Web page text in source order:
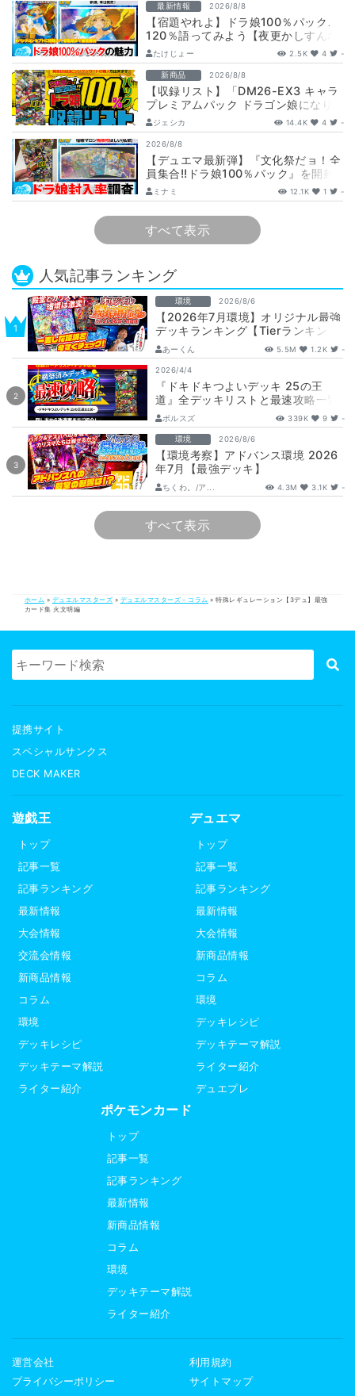
最新情報 2026/8/8
【宿題やれよ】ドラ娘100％パック、
120％語ってみよう【夜更かしすんな
よ】
たけじょー 2.5K 4 -
新商品 2026/8/8
【収録リスト】「DM26-EX3 キャラ
プレミアムパック ドラゴン娘になり
たくないっ！ 文化祭だョ！全員集
合!…
ジェシカ 14.4K 4 -
2026/8/8
【デュエマ最新弾】『文化祭だョ！全
員集合!!ドラ娘100％パック』を開封
して封入率調査！【25周年/ドラゴン
娘…
ミナミ 12.1K 1 -
すべて表示
人気記事ランキング
環境 2026/8/6
【2026年7月環境】オリジナル最強
デッキランキング【Tierランキン
グ】
あーくん 5.5M 1.2K -
2026/4/4
『ドキドキつよいデッキ 25の王
道』全デッキリストと最速攻略一覧
【DM26-SD1】
ボルスズ 339K 9 -
環境 2026/8/6
【環境考察】アドバンス環境 2026
年7月【最強デッキ】
ちくわ。/ア... 4.3M 3.1K -
すべて表示
ホーム » デュエルマスターズ » デュエルマスターズ - コラム »特殊レギュレーション【3デュ】最強
カード集 火文明編
提携サイト
スペシャルサンクス
DECK MAKER
遊戯王
トップ
記事一覧
記事ランキング
最新情報
大会情報
交流会情報
新商品情報
コラム
環境
デッキレシピ
デッキテーマ解説
ライター紹介
デュエマ
トップ
記事一覧
記事ランキング
最新情報
大会情報
新商品情報
コラム
環境
デッキレシピ
デッキテーマ解説
ライター紹介
デュエプレ
ポケモンカード
トップ
記事一覧
記事ランキング
最新情報
新商品情報
コラム
環境
デッキテーマ解説
ライター紹介
運営会社
利用規約
プライバシーポリシー
サイトマップ